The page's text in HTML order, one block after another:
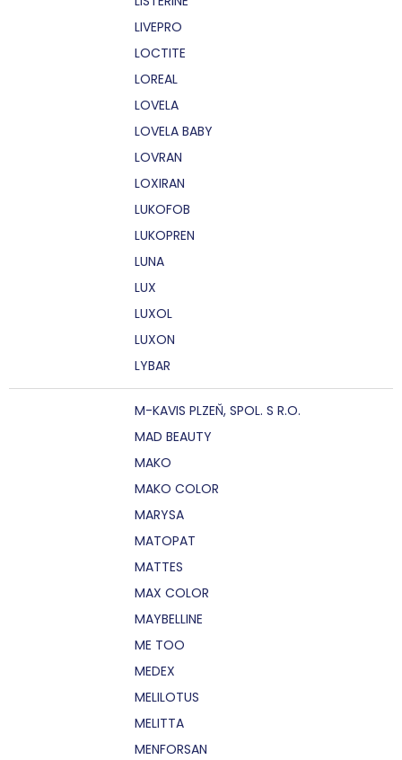
LIVEPRO
LOCTITE
LOREAL
LOVELA
LOVELA BABY
LOVRAN
LOXIRAN
LUKOFOB
LUKOPREN
LUNA
LUX
LUXOL
LUXON
LYBAR
M-KAVIS PLZEŇ, SPOL. S R.O.
MAD BEAUTY
MAKO
MAKO COLOR
MARYSA
MATOPAT
MATTES
MAX COLOR
MAYBELLINE
ME TOO
MEDEX
MELILOTUS
MELITTA
MENFORSAN